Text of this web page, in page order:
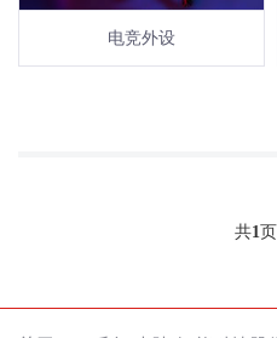
电竞外设
共1页